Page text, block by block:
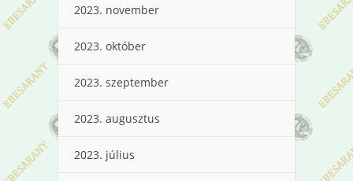
2023. november
2023. október
2023. szeptember
2023. augusztus
2023. július